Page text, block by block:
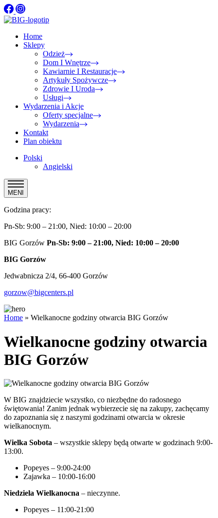
Home
Sklepy
Odzież
Dom I Wnętrze
Kawiarnie I Restauracje
Artykuły Spożywcze
Zdrowie I Uroda
Usługi
Wydarzenia i Akcje
Oferty specjalne
Wydarzenia
Kontakt
Plan obiektu
Polski
Angielski
MENI
Godzina pracy:
Pn-Sb: 9:00 – 21:00, Nied: 10:00 – 20:00
BIG Gorzów Pn-Sb: 9:00 – 21:00, Nied: 10:00 – 20:00
BIG Gorzów
Jedwabnicza 2/4, 66-400 Gorzów
gorzow@bigcenters.pl
Home » Wielkanocne godziny otwarcia BIG Gorzów
Wielkanocne godziny otwarcia
BIG Gorzów
W BIG znajdziecie wszystko, co niezbędne do radosnego
świętowania! Zanim jednak wybierzecie się na zakupy, zachęcamy
do zapoznania się z naszymi godzinami otwarcia w okresie
wielkanocnym.
Wielka Sobota – wszystkie sklepy będą otwarte w godzinach 9:00-
13:00.
Popeyes – 9:00-24:00
Zajawka – 10:00-16:00
Niedziela Wielkanocna – nieczynne.
Popeyes – 11:00-21:00